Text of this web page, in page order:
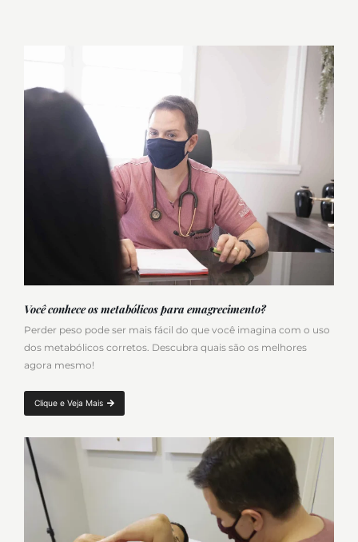
Você conhece os metabólicos para emagrecimento?
Perder peso pode ser mais fácil do que você imagina com o uso
dos metabólicos corretos. Descubra quais são os melhores
agora mesmo!
Clique e Veja Mais